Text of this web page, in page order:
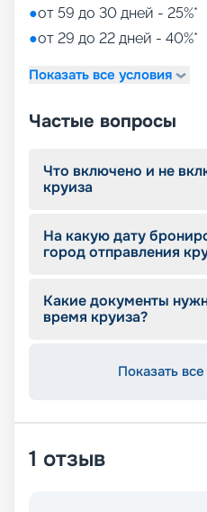
●от 59 до 30 дней - 25%*
●от 29 до 22 дней - 40%*
Показать все условия
Частые вопросы
Что включено и не
круиза
На какую дату
город отправления
Какие документы
время круиза?
Показать
1 отзыв